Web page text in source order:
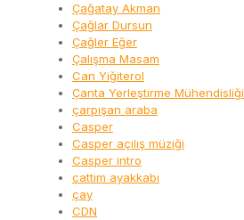
Çağatay Akman
Çağlar Dursun
Çağler Eğer
Çalışma Masam
Can Yiğiterol
Çanta Yerleştirme Mühendisliği
çarpışan araba
Casper
Casper açılış müziği
Casper intro
cattim ayakkabı
çay
CDN